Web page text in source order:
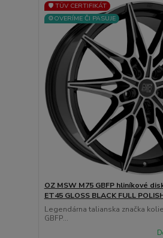
🛡️ TÜV CERTIFIKÁT
⚙️OVERÍME ČI PASUJE
OZ MSW M75 GBFP hliníkové
ET45 GLOSS BLACK FULL
Legendárna talianska značka
GBFP...